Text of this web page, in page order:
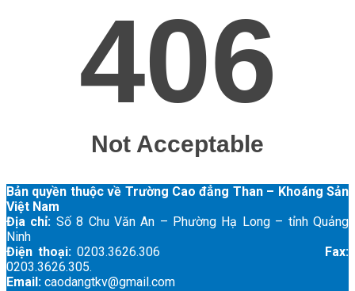
Bản quyền thuộc về Trường Cao đẳng Than – Khoáng Sản
Việt Nam
Địa chỉ: Số 8 Chu Văn An – Phường Hạ Long – tỉnh Quảng
Ninh
Điện thoại: 0203.3626.306
Fax:
0203.3626.305.
Email: caodangtkv@gmail.com